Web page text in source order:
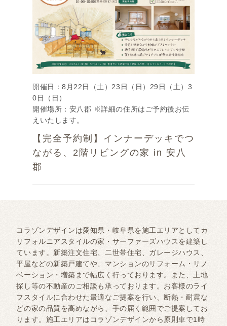
開催日：8月22日（土）23日（日）29日（土）3
0日（日）
開催場所：安八郡 ※詳細の住所はご予約後お伝
えいたします。
【完全予約制】インナーデッキでつ
ながる、2階リビングの家 in 安八
郡
コラゾンデザインは愛知県・岐阜県を施工エリアとしてカ
リフォルニアスタイルの家・サーファーズハウスを建築し
ています。新築注文住宅、二世帯住宅、ガレージハウス、
平屋などの新築戸建てや、マンションのリフォーム・リノ
ベーション・増築まで幅広く行っております。また、土地
探し等の不動産のご相談も承っております。お客様のライ
フスタイルに合わせた最適なご提案を行い、断熱・耐震な
どの家の品質を高めながら、手の届く範囲でご提案してお
ります。施工エリアはコラゾンデザインから原則車で1時